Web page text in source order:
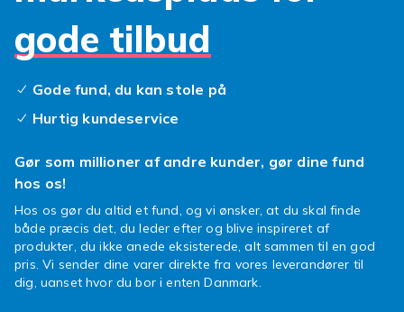
gode tilbud
Gode fund, du kan stole på
Hurtig kundeservice
Gør som millioner af andre kunder, gør dine fund
hos os!
Hos os gør du altid et fund, og vi ønsker, at du skal finde
både præcis det, du leder efter og blive inspireret af
produkter, du ikke anede eksisterede, alt sammen til en god
pris. Vi sender dine varer direkte fra vores leverandører til
dig, uanset hvor du bor i enten Danmark.